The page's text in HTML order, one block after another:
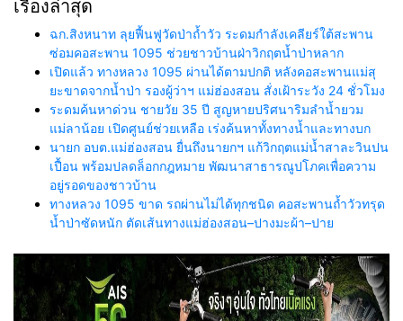
เรื่องล่าสุด
ฉก.สิงหนาท ลุยฟื้นฟูวัดป่าถ้ำวัว ระดมกำลังเคลียร์ใต้สะพาน
ซ่อมคอสะพาน 1095 ช่วยชาวบ้านฝ่าวิกฤตน้ำป่าหลาก
เปิดแล้ว ทางหลวง 1095 ผ่านได้ตามปกติ หลังคอสะพานแม่สุ
ยะขาดจากน้ำป่า รองผู้ว่าฯ แม่ฮ่องสอน สั่งเฝ้าระวัง 24 ชั่วโมง
ระดมค้นหาด่วน ชายวัย 35 ปี สูญหายปริศนาริมลำน้ำยวม
แม่ลาน้อย เปิดศูนย์ช่วยเหลือ เร่งค้นหาทั้งทางน้ำและทางบก
นายก อบต.แม่ฮ่องสอน ยื่นถึงนายกฯ แก้วิกฤตแม่น้ำสาละวินปน
เปื้อน พร้อมปลดล็อกกฎหมาย พัฒนาสาธารณูปโภคเพื่อความ
อยู่รอดของชาวบ้าน
ทางหลวง 1095 ขาด รถผ่านไม่ได้ทุกชนิด คอสะพานถ้ำวัวทรุด
น้ำป่าซัดหนัก ตัดเส้นทางแม่ฮ่องสอน–ปางมะผ้า–ปาย